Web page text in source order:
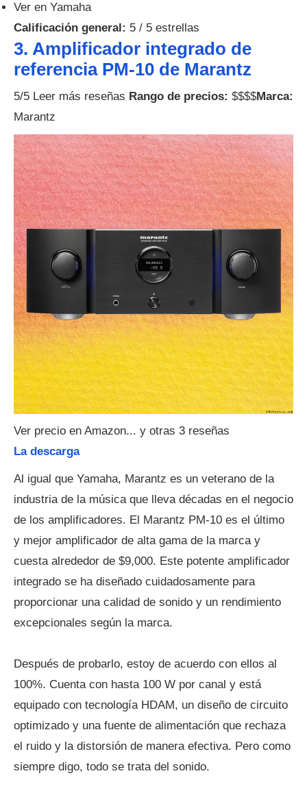
Ver en Yamaha
Calificación general: 5 / 5 estrellas
3. Amplificador integrado de
referencia PM-10 de Marantz
5/5 Leer más reseñas Rango de precios: $$$$Marca:
Marantz
Ver precio en Amazon... y otras 3 reseñas
La descarga
Al igual que Yamaha, Marantz es un veterano de la
industria de la música que lleva décadas en el negocio
de los amplificadores. El Marantz PM-10 es el último
y mejor amplificador de alta gama de la marca y
cuesta alrededor de $9,000. Este potente amplificador
integrado se ha diseñado cuidadosamente para
proporcionar una calidad de sonido y un rendimiento
excepcionales según la marca.
Después de probarlo, estoy de acuerdo con ellos al
100%. Cuenta con hasta 100 W por canal y está
equipado con tecnología HDAM, un diseño de circuito
optimizado y una fuente de alimentación que rechaza
el ruido y la distorsión de manera efectiva. Pero como
siempre digo, todo se trata del sonido.